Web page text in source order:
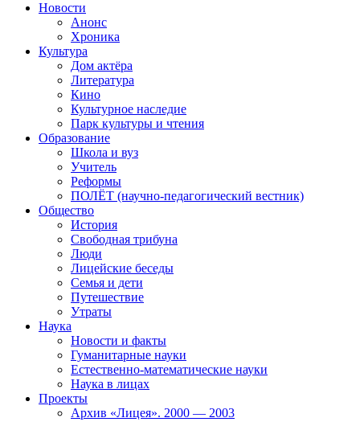
Новости
Анонс
Хроника
Культура
Дом актёра
Литература
Кино
Культурное наследие
Парк культуры и чтения
Образование
Школа и вуз
Учитель
Реформы
ПОЛЁТ (научно-педагогический вестник)
Общество
История
Свободная трибуна
Люди
Лицейские беседы
Семья и дети
Путешествие
Утраты
Наука
Новости и факты
Гуманитарные науки
Естественно-математические науки
Наука в лицах
Проекты
Архив «Лицея». 2000 — 2003